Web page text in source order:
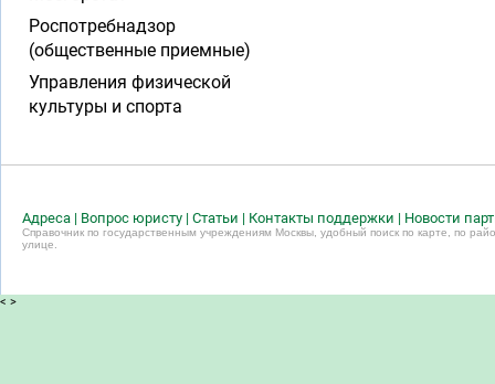
Роспотребнадзор
(общественные приемные)
Управления физической
культуры и спорта
Адреса | Вопрос юристу | Статьи | Контакты поддержки | Новости
Справочник по государственным учреждениям Москвы, удобный поиск по карте, по
улице.
< >